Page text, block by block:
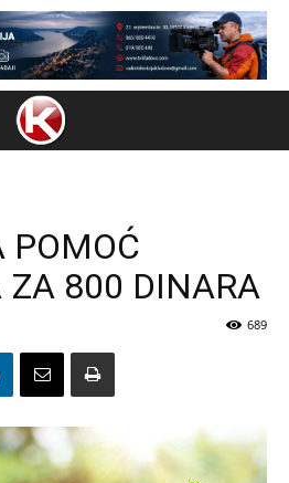
POMOĆ
ZA 800 DINARA
689